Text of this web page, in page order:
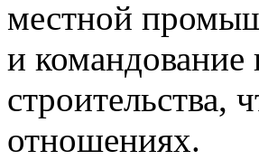
местной
и командование
строительства,
отношениях.